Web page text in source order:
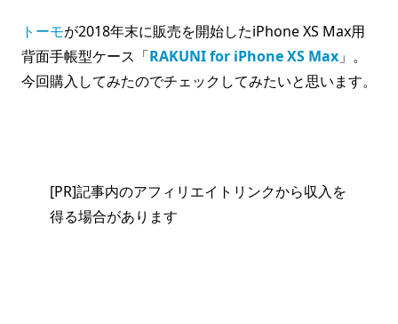
トーモが2018年末に販売を開始したiPhone XS Max用
背面手帳型ケース「RAKUNI for iPhone XS Max 」。
今回購入してみたのでチェックしてみたいと思います。
[PR]記事内のアフィリエイトリンクから収入を
得る場合があります